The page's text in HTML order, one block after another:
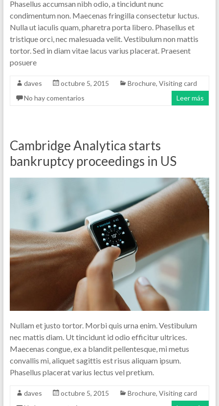
Phasellus accumsan nibh odio, a tincidunt nunc
condimentum non. Maecenas fringilla consectetur luctus.
Nulla ut iaculis quam, pharetra porta libero. Phasellus et
tristique orci, nec malesuada velit. Vestibulum non mattis
tortor. Sed in diam vitae lacus varius placerat. Praesent
posuere
daves octubre 5, 2015 Brochure, Visiting card
No hay comentarios
Leer más
Cambridge Analytica starts
bankruptcy proceedings in US
Nullam et justo tortor. Morbi quis urna enim. Vestibulum
nec mattis diam. Ut tincidunt id odio efficitur ultrices.
Maecenas congue, ex a blandit pellentesque, mi metus
convallis mi, aliquet sagittis est risus aliquam ipsum.
Phasellus placerat varius lectus vel pretium.
daves octubre 5, 2015 Brochure, Visiting card